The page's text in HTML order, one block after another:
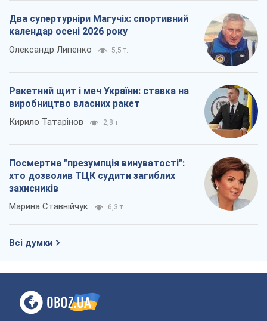
Два супертурніри Магучіх: спортивний
календар осені 2026 року
Олександр Липенко 5,5 т.
Ракетний щит і меч України: ставка на
виробництво власних ракет
Кирило Татарінов 2,8 т.
Посмертна "презумпція винуватості":
хто дозволив ТЦК судити загиблих
захисників
Марина Ставнійчук 6,3 т.
Всі думки